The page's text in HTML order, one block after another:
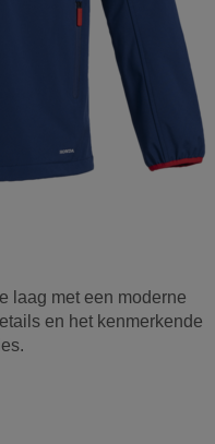
laag met een moderne
en het kenmerkende